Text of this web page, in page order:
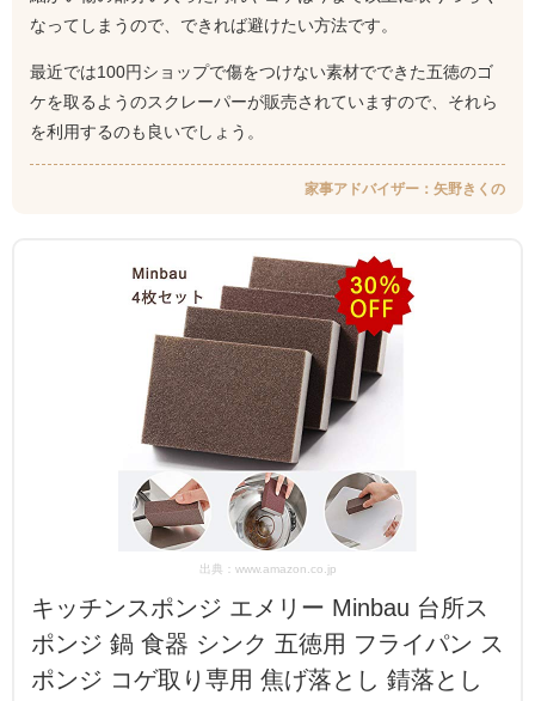
なってしまうので、できれば避けたい方法です。
最近では100円ショップで傷をつけない素材でできた五徳のゴ
ケを取るようのスクレーパーが販売されていますので、それら
を利用するのも良いでしょう。
家事アドバイザー：矢野きくの
出典：www.amazon.co.jp
キッチンスポンジ エメリー Minbau 台所ス
ポンジ 鍋 食器 シンク 五徳用 フライパン ス
ポンジ コゲ取り専用 焦げ落とし 錆落とし